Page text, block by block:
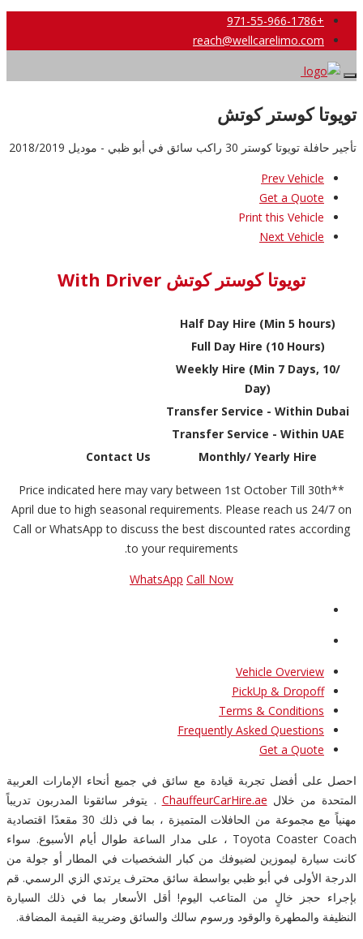
+971-55-966-1786
reach@wellcarelimo.com
تويوتا كوستر كوتش
تأجير حافلة تويوتا كوستر 30 راكب سائق في أبو ظبي - موديل 2018/2019
Prev Vehicle
Get a Quote
Print this Vehicle
Next Vehicle
تويوتا كوستر كوتش With Driver
Half Day Hire (Min 5 hours)
Full Day Hire (10 Hours)
Weekly Hire (Min 7 Days, 10/
Day)
Transfer Service - Within Dubai
Transfer Service - Within UAE
Monthly/ Yearly Hire
Contact Us
**Price indicated here may vary between 1st October Till 30th
April due to high seasonal requirements. Please reach us 24/7 on
Call or WhatsApp to discuss the best discounted rates according
to your requirements.
WhatsApp Call Now
Vehicle Overview
PickUp & Dropoff
Terms & Conditions
Frequently Asked Questions
Get a Quote
احصل على أفضل تجربة قيادة مع سائق في جميع أنحاء الإمارات العربية
المتحدة من خلال ChauffeurCarHire.ae . يتوفر سائقونا المدربون تدريباً
مهنياً مع مجموعة من الحافلات المتميزة ، بما في ذلك 30 مقعدًا اقتصادية
Toyota Coaster Coach ، على مدار الساعة طوال أيام الأسبوع. سواء
كانت سيارة ليموزين لضيوفك من كبار الشخصيات في المطار أو جولة من
الدرجة الأولى في أبو ظبي بواسطة سائق محترف يرتدي الزي الرسمي. قم
بإجراء حجز خالٍ من المتاعب اليوم! أقل الأسعار بما في ذلك السيارة
النظيفة والمطهرة والوقود ورسوم سالك والسائق وضريبة القيمة المضافة.